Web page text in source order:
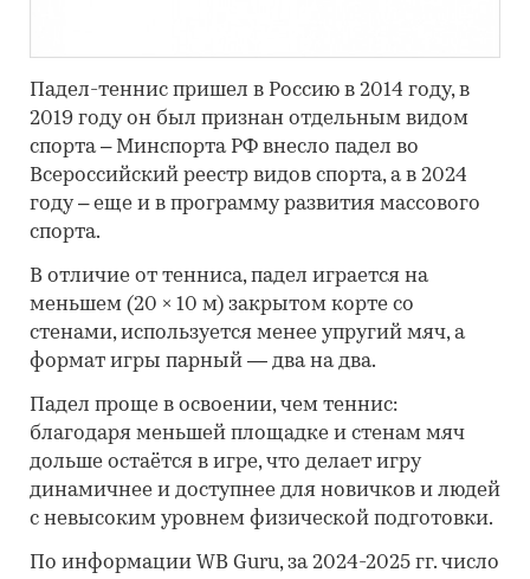
Падел-теннис пришел в Россию в 2014 году, в
2019 году он был признан отдельным видом
спорта – Минспорта РФ внесло падел во
Всероссийский реестр видов спорта, а в 2024
году – еще и в программу развития массового
спорта.
В отличие от тенниса, падел играется на
меньшем (20 × 10 м) закрытом корте со
стенами, используется менее упругий мяч, а
формат игры парный — два на два.
Падел проще в освоении, чем теннис:
благодаря меньшей площадке и стенам мяч
дольше остаётся в игре, что делает игру
динамичнее и доступнее для новичков и людей
с невысоким уровнем физической подготовки.
По информации WB Guru, за 2024-2025 гг. число